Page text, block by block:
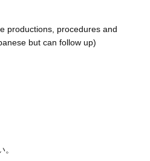
productions, procedures and
but can follow up)